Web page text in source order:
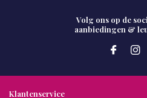
Volg ons op de
aanbiedingen &
Klantenservice